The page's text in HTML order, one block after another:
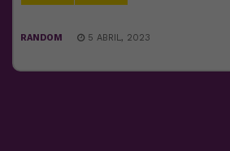
RANDOM 5 ABRIL, 2023